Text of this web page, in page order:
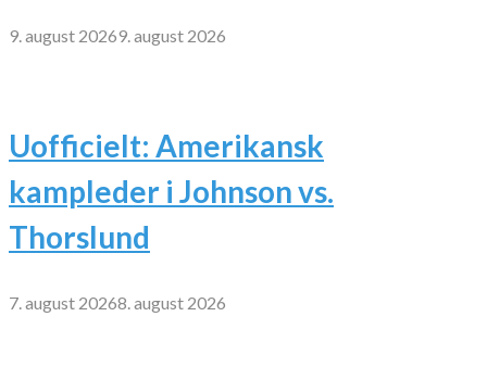
9. august 20269. august 2026
Uofficielt: Amerikansk
kampleder i Johnson vs.
Thorslund
7. august 20268. august 2026